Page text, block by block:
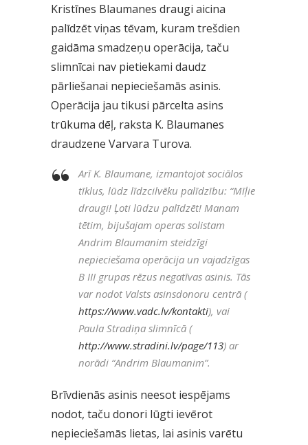
Kristīnes Blaumanes draugi aicina
palīdzēt viņas tēvam, kuram trešdien
gaidāma smadzeņu operācija, taču
slimnīcai nav pietiekami daudz
pārliešanai nepieciešamās asinis.
Operācija jau tikusi pārcelta asins
trūkuma dēļ, raksta K. Blaumanes
draudzene Varvara Turova.
Arī K. Blaumane, izmantojot sociālos
tīklus, lūdz līdzcilvēku palīdzību: “Mīļie
draugi! Ļoti lūdzu palīdzēt! Manam
tētim, bijušajam operas solistam
Andrim Blaumanim steidzīgi
nepieciešama operācija un vajadzīgas
B III grupas rēzus negatīvas asinis. Tās
var nodot Valsts asinsdonoru centrā (
https://www.vadc.lv/kontakti), vai
Paula Stradiņa slimnīcā (
http://www.stradini.lv/page/113) ar
norādi “Andrim Blaumanim”.
Brīvdienās asinis neesot iespējams
nodot, taču donori lūgti ievērot
nepieciešamās lietas, lai asinis varētu